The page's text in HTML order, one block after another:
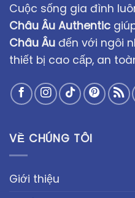
Cuộc sống gia đình
Châu Âu Authentic
Châu Âu đến với ngôi
thiết bị cao cấp, an
VỀ CHÚNG TÔI
Giới thiệu